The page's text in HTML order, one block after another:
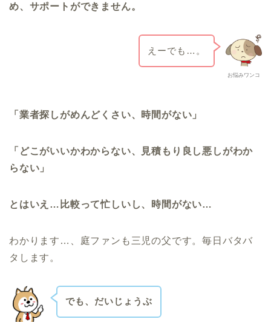
め、サポートができません。
お悩みワンコ
えーでも…。
「業者探しがめんどくさい、時間がない」
「どこがいいかわからない、見積もり良し悪しがわか
らない」
とはいえ…比較って忙しいし、時間がない…
わかります…、庭ファンも三児の父です。毎日バタバ
タします。
でも、だいじょうぶ